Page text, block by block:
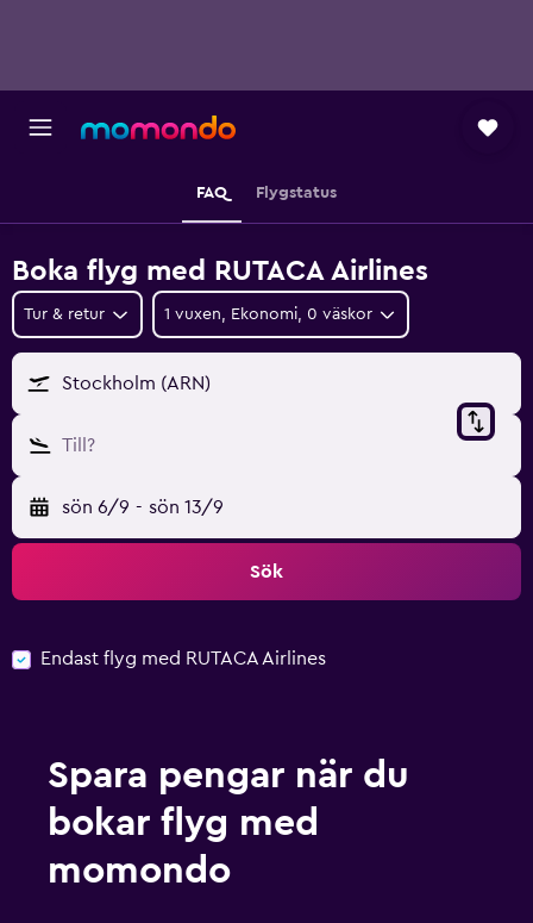
FAQ Flygstatus
Boka flyg med RUTACA Airlines
Tur & retur 1 vuxen, Ekonomi, 0 väskor
Stockholm (ARN)
Till?
sön 6/9 - sön 13/9
Sök
Endast flyg med RUTACA Airlines
Spara pengar när du
bokar flyg med
momondo